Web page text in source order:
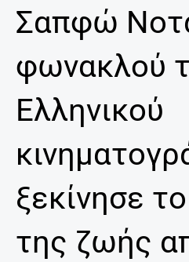
Σαπφώ
φωνακλού
Ελληνικού
ξεκίνησε
της ζωής